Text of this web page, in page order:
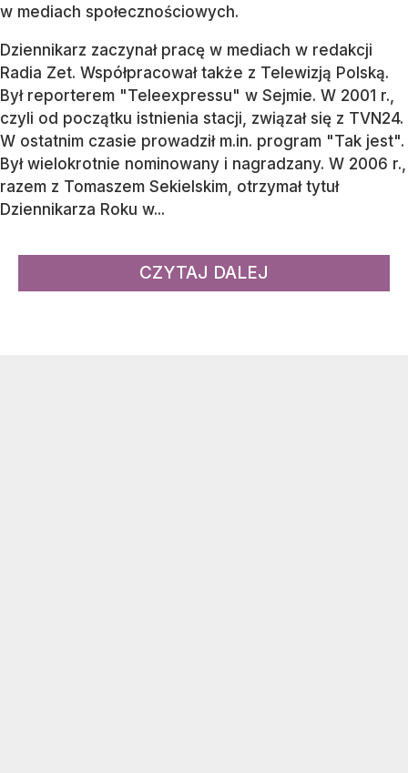
w mediach społecznościowych.
Dziennikarz zaczynał pracę w mediach w redakcji
Radia Zet. Współpracował także z Telewizją Polską.
Był reporterem "Teleexpressu" w Sejmie. W 2001 r.,
czyli od początku istnienia stacji, związał się z TVN24.
W ostatnim czasie prowadził m.in. program "Tak jest".
Był wielokrotnie nominowany i nagradzany. W 2006 r.,
razem z Tomaszem Sekielskim, otrzymał tytuł
Dziennikarza Roku w...
CZYTAJ DALEJ